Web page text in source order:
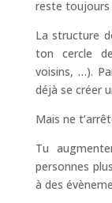
reste toujours
La structure
ton cercle
voisins, …).
déjà se créer
Mais ne
Tu
personnes
à des